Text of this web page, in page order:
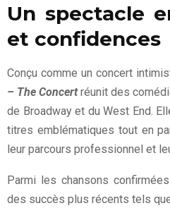
Un spectacle
et confidences
Conçu comme un concert
– The Concert réunit des
de Broadway et du West End.
titres emblématiques tout en
leur parcours professionnel et
Parmi les chansons
des succès plus récents tels